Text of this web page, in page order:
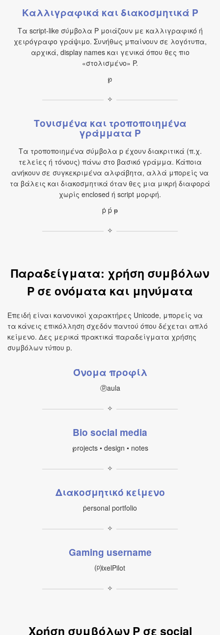
Καλλιγραφικά και διακοσμητικά P
Τα script-like σύμβολα P μοιάζουν με καλλιγραφικό ή
χειρόγραφο γράψιμο. Συνήθως μπαίνουν σε λογότυπα,
αρχικά, display names και γενικά όπου θες πιο
«στολισμένο» P.
℘
✧
Τονισμένα και τροποποιημένα
γράμματα P
Τα τροποποιημένα σύμβολα p έχουν διακριτικά (π.χ.
τελείες ή τόνους) πάνω στο βασικό γράμμα. Κάποια
ανήκουν σε συγκεκριμένα αλφάβητα, αλλά μπορείς να
τα βάλεις και διακοσμητικά όταν θες μια μικρή διαφορά
χωρίς enclosed ή script μορφή.
ṗ ṕ ᵽ
✧
Παραδείγματα: χρήση συμβόλων
P σε ονόματα και μηνύματα
Επειδή είναι κανονικοί χαρακτήρες Unicode, μπορείς να
τα κάνεις επικόλληση σχεδόν παντού όπου δέχεται απλό
κείμενο. Δες μερικά πρακτικά παραδείγματα χρήσης
συμβόλων τύπου p.
Όνομα προφίλ
ⓟaula
✧
Bio social media
℘rojects • design • notes
✧
Διακοσμητικό κείμενο
ṗersonal portfolio
✧
Gaming username
⒫ixelPilot
✧
Χρήση συμβόλων P σε social